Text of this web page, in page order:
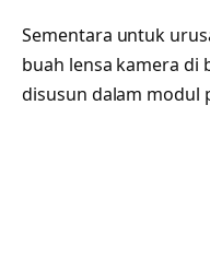
Sementara untuk
buah lensa kamera di
disusun dalam modul